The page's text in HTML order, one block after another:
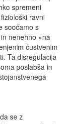
spremeni
ravni
soočamo s
nenehno »na
čustvenim
Ta disregulacija
poslabša in
se z